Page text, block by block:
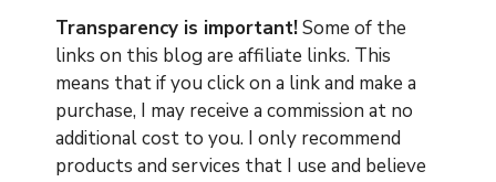
Transparency is important!Some of the
links on this blog are affiliate links. This
means that if you click on a link and make a
purchase, I may receive a commission at no
additional cost to you. I only recommend
products and services that I use and believe